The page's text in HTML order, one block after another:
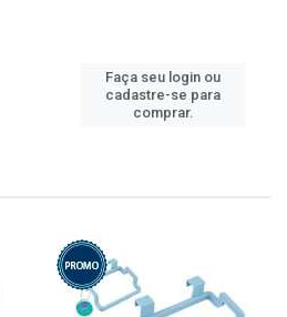
Faça seu login ou
cadastre-se para
comprar.